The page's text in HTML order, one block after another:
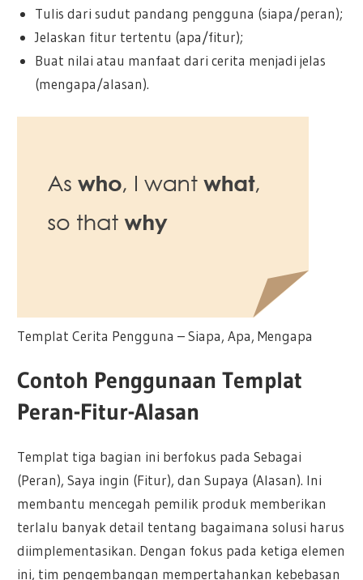
Tulis dari sudut pandang pengguna (siapa/peran);
Jelaskan fitur tertentu (apa/fitur);
Buat nilai atau manfaat dari cerita menjadi jelas
(mengapa/alasan).
Templat Cerita Pengguna – Siapa, Apa, Mengapa
Contoh Penggunaan Templat
Peran-Fitur-Alasan
Templat tiga bagian ini berfokus pada Sebagai
(Peran), Saya ingin (Fitur), dan Supaya (Alasan). Ini
membantu mencegah pemilik produk memberikan
terlalu banyak detail tentang bagaimana solusi harus
diimplementasikan. Dengan fokus pada ketiga elemen
ini, tim pengembangan mempertahankan kebebasan